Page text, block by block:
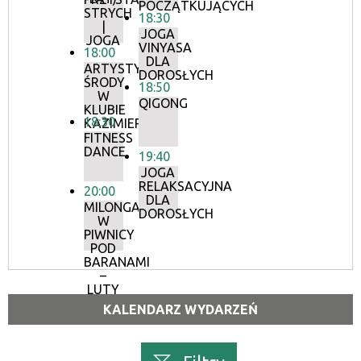
STRYCH
JOGA
18:00
ARTYSTYCZNE
ŚRODY
W
KLUBIE
KAZIMIERZ
18:30
FITNESS
DANCE
20:00
MILONGA
W
PIWNICY
POD
BARANAMI
–
LUTY
POCZĄTKUJĄCYCH
18:30
JOGA
VINYASA
DLA
DOROSŁYCH
18:50
QIGONG
19:40
JOGA
RELAKSACYJNA
DLA
DOROSŁYCH
KALENDARZ WYDARZEŃ